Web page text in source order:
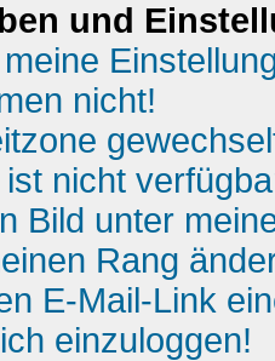
und
nicht!
nicht
Bild unter
Rang
E-Mail-Link
einzuloggen!